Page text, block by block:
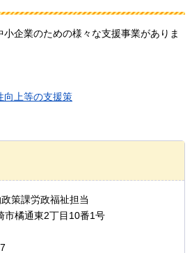
企業のための様々な支援事業がありま
向上等の支援策
策課労政福祉担当
橘通東2丁目10番1号